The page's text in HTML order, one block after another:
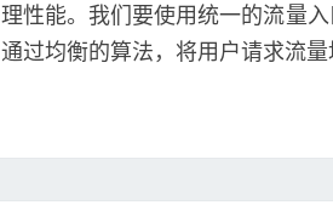
理性能。我们要使用统一的流量
通过均衡的算法，将用户请求流